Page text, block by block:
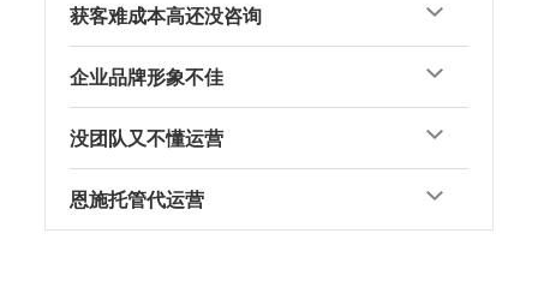
获客难成本高还没咨询
企业品牌形象不佳
没团队又不懂运营
恩施托管代运营